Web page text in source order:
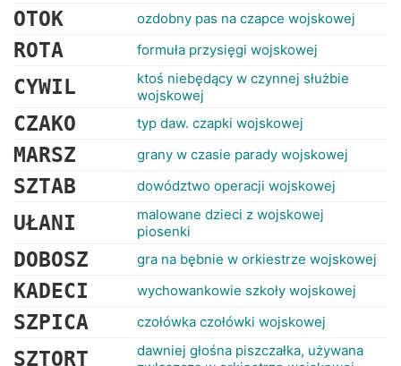
OTOK ozdobny pas na czapce wojskowej
ROTA formuła przysięgi wojskowej
CYWIL
ktoś niebędący w czynnej służbie
wojskowej
CZAKO typ daw. czapki wojskowej
MARSZ grany w czasie parady wojskowej
SZTAB dowództwo operacji wojskowej
UŁANI
malowane dzieci z wojskowej
piosenki
DOBOSZ gra na bębnie w orkiestrze wojskowej
KADECI wychowankowie szkoły wojskowej
SZPICA czołówka czołówki wojskowej
SZTORT
dawniej głośna piszczałka, używana